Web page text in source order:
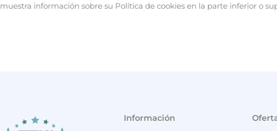
muestra información sobre su Política de cookies en la parte inferior o
Información